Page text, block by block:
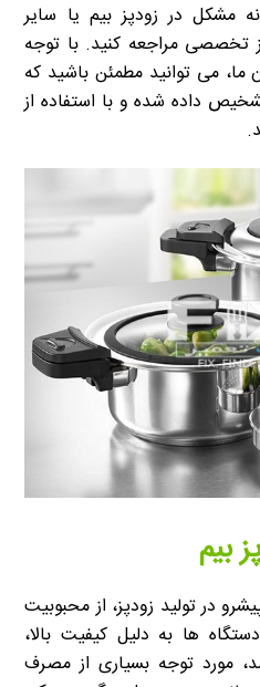
مشکل در زودپز بیم یا سایر
تخصصی مراجعه کنید. با توجه
می توانید مطمئن باشید که
داده شده و با استفاده از
بیم
در تولید زودپز، از محبوبیت
ها به دلیل کیفیت بالا،
مورد توجه بسیاری از مصرف